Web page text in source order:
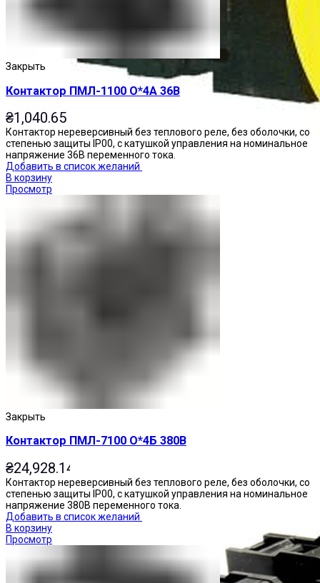
Закрыть
Контактор ПМЛ-1100 О*4А 36В
₴1,040.65
Контактор нереверсивный без теплового реле, без оболочки, со
степенью защиты IP00, с катушкой управления на номинальное
напряжение 36В переменного тока.
Добавить в список желаний
В корзину
Просмотр
Закрыть
Контактор ПМЛ-7100 О*4Б 380В
₴24,928.14
Контактор нереверсивный без теплового реле, без оболочки, со
степенью защиты IP00, с катушкой управления на номинальное
напряжение 380В переменного тока.
Добавить в список желаний
В корзину
Просмотр